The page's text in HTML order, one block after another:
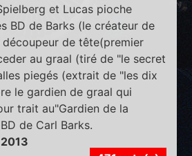
et Lucas pioche
BD de Barks (le créateur de
de tête(premier
au graal (tiré de "le secret
piegés (extrait de "les dix
le gardien de graal qui
trait au"Gardien de la
de Carl Barks.